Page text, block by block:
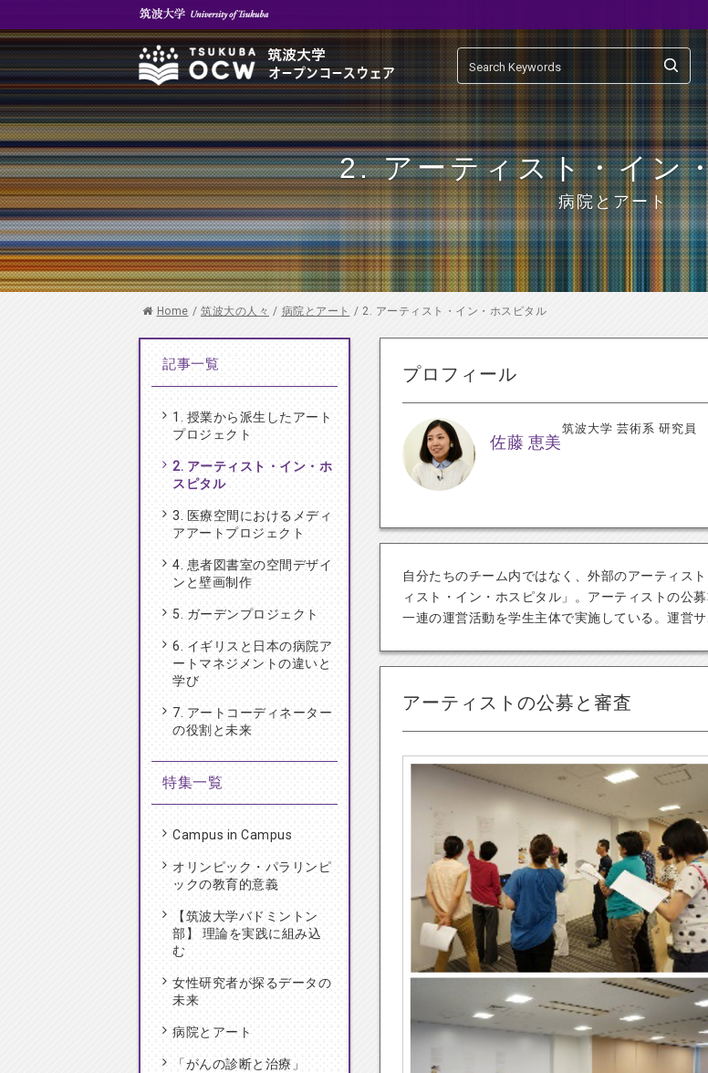
2. アーティスト・イン
病院とアート
Home / 筑波大の人々 / 病院とアート / 2. アーティスト・イン・ホスピタル
プロフィール
佐藤 恵美
筑波大学 芸術系 研究員
自分たちのチーム内ではなく、外部のアーティス
ィスト・イン・ホスピタル」。アーティストの公
一連の運営活動を学生主体で実施している。運営
アーティストの公募と審査
記事一覧
1. 授業から派生したアート
プロジェクト
2. アーティスト・イン・ホ
スピタル
3. 医療空間におけるメディ
アアートプロジェクト
4. 患者図書室の空間デザイ
ンと壁画制作
5. ガーデンプロジェクト
6. イギリスと日本の病院ア
ートマネジメントの違いと
学び
7. アートコーディネーター
の役割と未来
特集一覧
Campus in Campus
オリンピック・パラリンピ
ックの教育的意義
【筑波大学バドミントン
部】 理論を実践に組み込
む
女性研究者が探るデータの
未来
病院とアート
「がんの診断と治療」